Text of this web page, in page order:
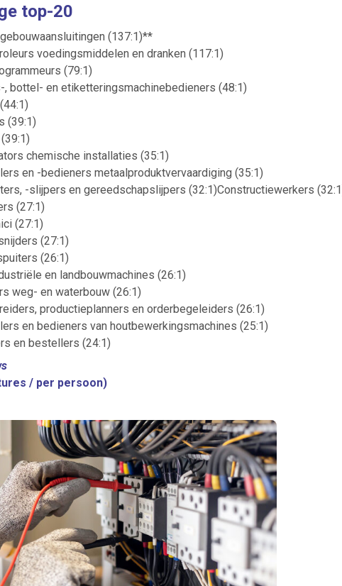
top-20
(137:1)**
voedingsmiddelen en dranken (117:1)
(79:1)
, bottel- en etiketteringsmachinebedieners (48:1)
(39:1)
chemische installaties (35:1)
en -bedieners metaalproduktvervaardiging (35:1)
-slijpers en gereedschapslijpers (32:1)Constructiewerkers
(27:1)
(27:1)
(27:1)
(26:1)
en landbouwmachines (26:1)
weg- en waterbouw (26:1)
productieplanners en orderbegeleiders (26:1)
en bedieners van houtbewerkingsmachines (25:1)
en bestellers (24:1)
/ per persoon)